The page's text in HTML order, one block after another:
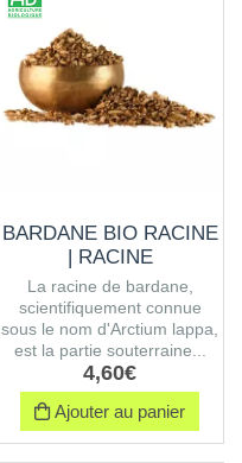
BARDANE BIO RACINE
| RACINE
La racine de bardane,
scientifiquement connue
sous le nom d'Arctium lappa,
est la partie souterraine...
4,60€
Ajouter au panier